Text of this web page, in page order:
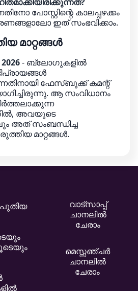
പോസ്റ്റിന്റെ കാലപ്പഴക്കം
ഇത് സംഭവിക്കാം.
മാറ്റങ്ങൾ
- ബ്ലോഗുകളിൽ
ഫേസ്ബുക്ക് കമന്റ്
ആ സംവിധാനം
അവയുടെ
അത് സംബന്ധിച്ച
മാറ്റങ്ങൾ.
വാട്സാപ്പ്
ചാനലിൽ
ചേരാം
മെസ്സഞ്ചർ
ചാനലിൽ
ചേരാം